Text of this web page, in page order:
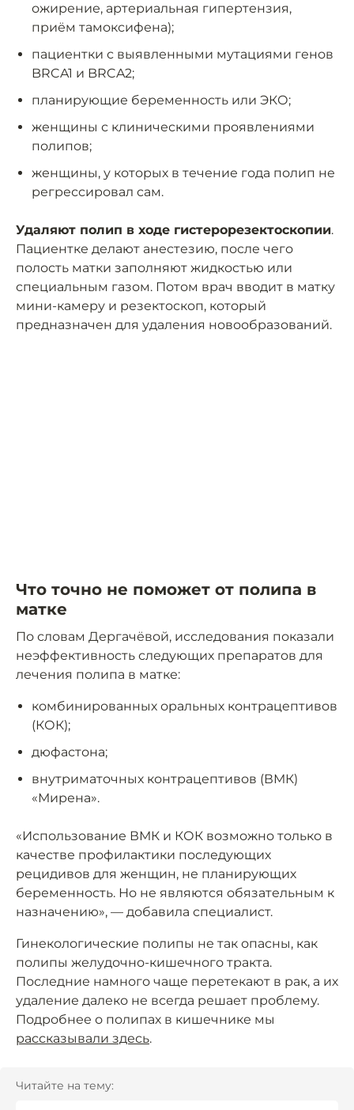
ожирение, артериальная гипертензия,
приём тамоксифена);
пациентки с выявленными мутациями генов
BRCA1 и BRCA2;
планирующие беременность или ЭКО;
женщины с клиническими проявлениями
полипов;
женщины, у которых в течение года полип не
регрессировал сам.
Удаляют полип в ходе гистерорезектоскопии.
Пациентке делают анестезию, после чего
полость матки заполняют жидкостью или
специальным газом. Потом врач вводит в матку
мини-камеру и резектоскоп, который
предназначен для удаления новообразований.
Что точно не поможет от полипа в
матке
По словам Дергачёвой, исследования показали
неэффективность следующих препаратов для
лечения полипа в матке:
комбинированных оральных контрацептивов
(КОК);
дюфастона;
внутриматочных контрацептивов (ВМК)
«Мирена».
«Использование ВМК и КОК возможно только в
качестве профилактики последующих
рецидивов для женщин, не планирующих
беременность. Но не являются обязательным к
назначению», — добавила специалист.
Гинекологические полипы не так опасны, как
полипы желудочно-кишечного тракта.
Последние намного чаще перетекают в рак, а их
удаление далеко не всегда решает проблему.
Подробнее о полипах в кишечнике мы
рассказывали здесь.
Читайте на тему: